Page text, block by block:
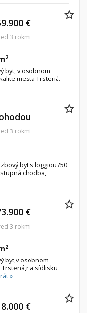
2
byt, v osobnom
mesta Trstená.
€
3 rokmi
byt s loggiou /50
chodba,
3 rokmi
2
byt,v osobnom
Trstená,na sídlisku
»
€
3 rokmi
€